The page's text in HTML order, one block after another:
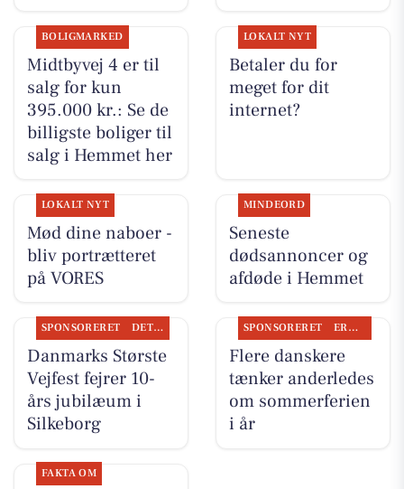
BOLIGMARKED
Midtbyvej 4 er til
salg for kun
395.000 kr.: Se de
billigste boliger til
salg i Hemmet her
LOKALT NYT
Betaler du for
meget for dit
internet?
LOKALT NYT
Mød dine naboer -
bliv portrætteret
på VORES
MINDEORD
Seneste
dødsannoncer og
afdøde i Hemmet
SPONSORERET DET SKER
Danmarks Største
Vejfest fejrer 10-
års jubilæum i
Silkeborg
SPONSORERET ERHVERV
Flere danskere
tænker anderledes
om sommerferien
i år
FAKTA OM